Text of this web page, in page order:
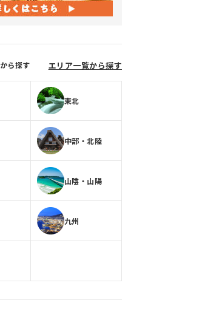
から探す エリア一覧から探す
東北
中部・北陸
山陰・山陽
九州